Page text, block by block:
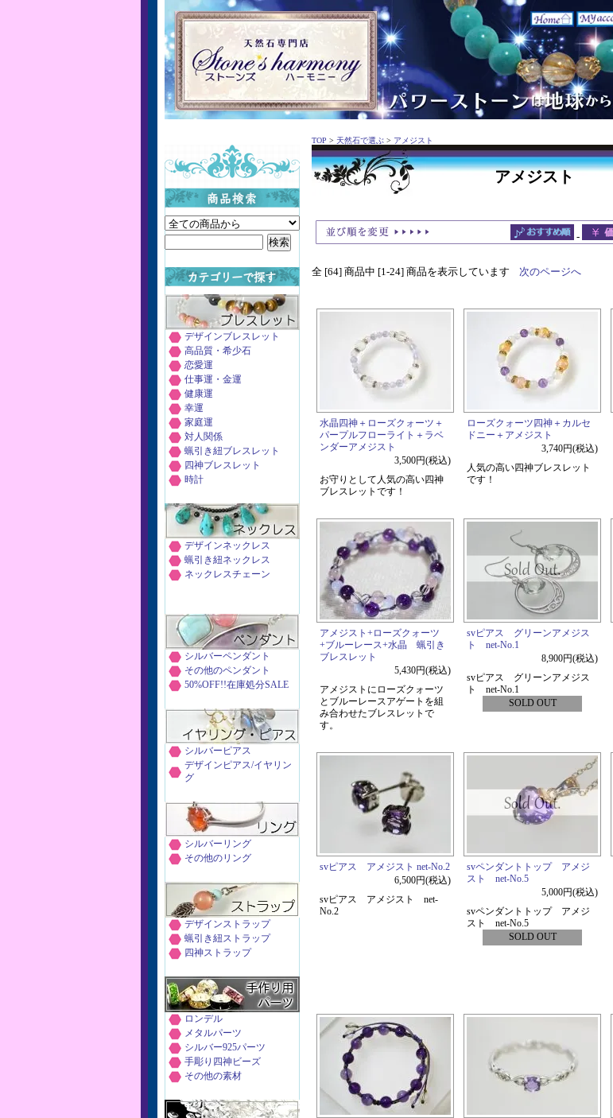
TOP > 天然石で選ぶ > アメジスト
アメジスト
-
全 [64] 商品中 [1-24] 商品を表示しています 次のページへ
水晶四神＋ローズクォーツ＋
パープルフローライト＋ラベ
ンダーアメジスト
3,500円(税込)
お守りとして人気の高い四神
ブレスレットです！
ローズクォーツ四神＋カルセ
ドニー＋アメジスト
3,740円(税込)
人気の高い四神ブレスレット
です！
アメジスト+ローズクォーツ
+ブルーレース+水晶 蝋引き
ブレスレット
5,430円(税込)
アメジストにローズクォーツ
とブルーレースアゲートを組
み合わせたブレスレットで
す。
svピアス グリーンアメジス
ト net-No.1
8,900円(税込)
svピアス グリーンアメジス
ト net-No.1
SOLD OUT
svピアス アメジスト net-No.2
6,500円(税込)
svピアス アメジスト net-
No.2
svペンダントトップ アメジ
スト net-No.5
5,000円(税込)
svペンダントトップ アメジ
スト net-No.5
SOLD OUT
デザインブレスレット
高品質・希少石
恋愛運
仕事運・金運
健康運
幸運
家庭運
対人関係
蝋引き紐ブレスレット
四神ブレスレット
時計
デザインネックレス
蝋引き紐ネックレス
ネックレスチェーン
シルバーペンダント
その他のペンダント
50%OFF!!在庫処分SALE
シルバーピアス
デザインピアス/イヤリン
グ
シルバーリング
その他のリング
デザインストラップ
蝋引き紐ストラップ
四神ストラップ
ロンデル
メタルパーツ
シルバー925パーツ
手彫り四神ビーズ
その他の素材